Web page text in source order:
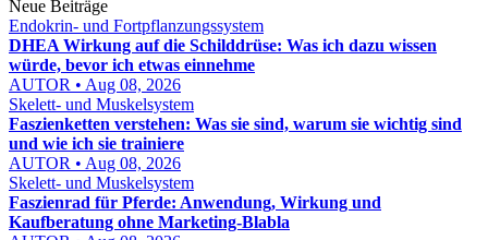
Neue Beiträge
Endokrin- und Fortpflanzungssystem
DHEA Wirkung auf die Schilddrüse: Was ich dazu wissen
würde, bevor ich etwas einnehme
AUTOR • Aug 08, 2026
Skelett- und Muskelsystem
Faszienketten verstehen: Was sie sind, warum sie wichtig sind
und wie ich sie trainiere
AUTOR • Aug 08, 2026
Skelett- und Muskelsystem
Faszienrad für Pferde: Anwendung, Wirkung und
Kaufberatung ohne Marketing-Blabla